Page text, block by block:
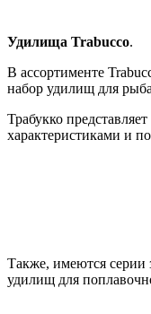
Удилища Trabucco.
В ассортименте
набор удилищ для
Трабукко
характеристиками и
Также, имеются серии
удилищ для